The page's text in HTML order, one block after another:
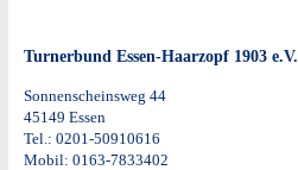
Turnerbund Essen-Haarzopf 1903 e.V.
Sonnenscheinsweg 44
45149 Essen
Tel.: 0201-50910616
Mobil: 0163-7833402